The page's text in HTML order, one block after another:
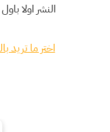
النشر اولا
اختر ما تريد